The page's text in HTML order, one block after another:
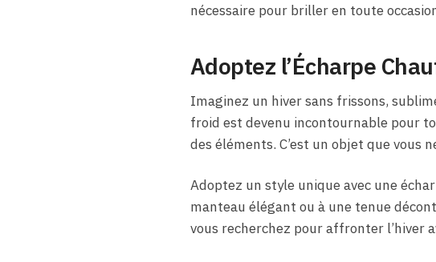
nécessaire pour briller en toute
Adoptez l’Écharpe
Imaginez un hiver sans frissons,
froid est devenu incontournable pour
des éléments. C’est un objet que vous
Adoptez un style unique avec une
manteau élégant ou à une tenue
vous recherchez pour affronter l’hiver